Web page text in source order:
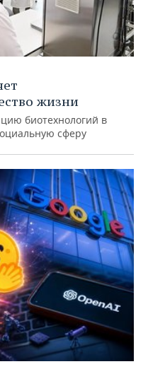
жизни
биотехнологий в
сферу